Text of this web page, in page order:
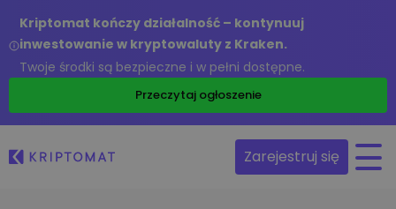
Kriptomat kończy działalność – kontynuuj
inwestowanie w kryptowaluty z Kraken.
Twoje środki są bezpieczne i w pełni dostępne.
Przeczytaj ogłoszenie
Zarejestruj się